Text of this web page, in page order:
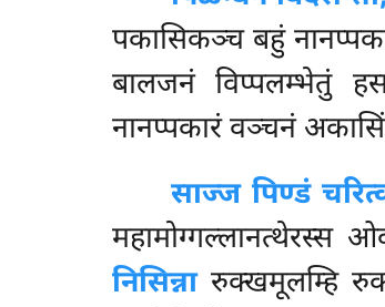
पकासिकञ्च बहुं
बालजनं विप्पलम्भेतुं
नानप्पकारं वञ्चनं
साज्ज पिण्डं
महामोग्गल्लानत्थेरस्स
निसिन्नारुक्खमूलम्हि